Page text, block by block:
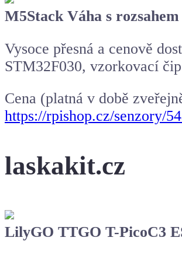
M5Stack Váha s
Vysoce přesná a cenově
STM32F030, vzorkovací
Cena (platná v době
https://rpishop.cz/senzory/
laskakit.cz
LilyGO TTGO T-PicoC3